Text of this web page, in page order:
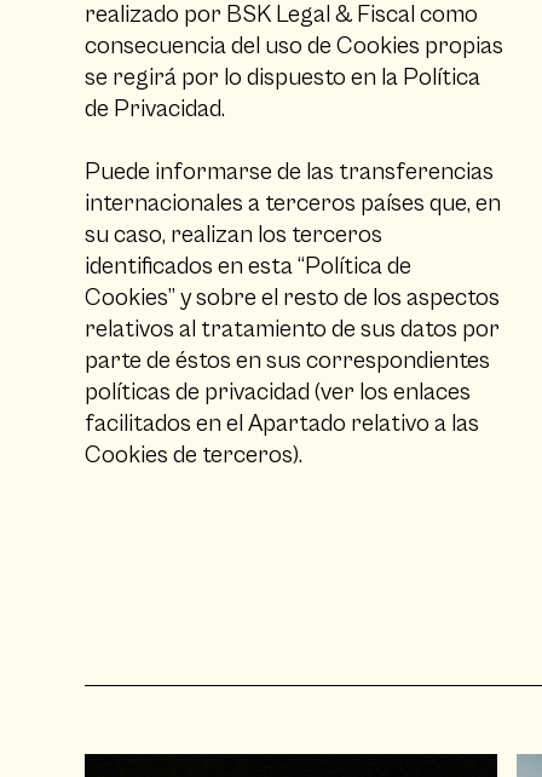
realizado por BSK Legal & Fiscal como
consecuencia del uso de Cookies propias
se regirá por lo dispuesto en la Política
de Privacidad.
Puede informarse de las transferencias
internacionales a terceros países que, en
su caso, realizan los terceros
identificados en esta “Política de
Cookies” y sobre el resto de los aspectos
relativos al tratamiento de sus datos por
parte de éstos en sus correspondientes
políticas de privacidad (ver los enlaces
facilitados en el Apartado relativo a las
Cookies de terceros).